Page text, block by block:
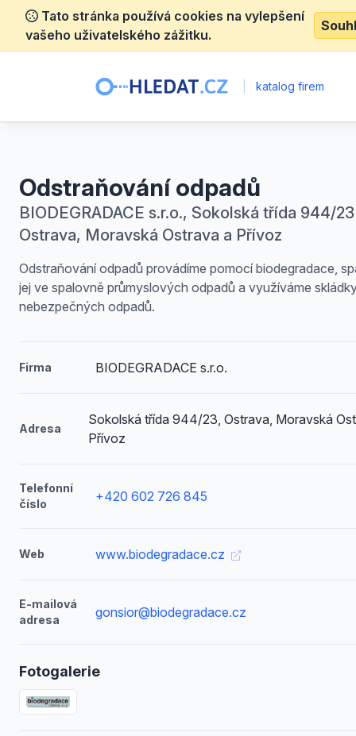
Tato stránka používá cookies na vylepšení
vašeho uživatelského zážitku.
katalog firem
Odstraňování odpadů
BIODEGRADACE s.r.o., Sokolská třída 944/
Ostrava, Moravská Ostrava a Přívoz
Odstraňování odpadů provádíme pomocí biodegradace,
jej ve spalovně průmyslových odpadů a využíváme
nebezpečných odpadů.
Firma BIODEGRADACE s.r.o.
Adresa
Sokolská třída 944/23, Ostrava, Moravská
Přívoz
Telefonní
číslo
+420 602 726 845
Web www.biodegradace.cz
E-mailová
adresa
gonsior@biodegradace.cz
Fotogalerie